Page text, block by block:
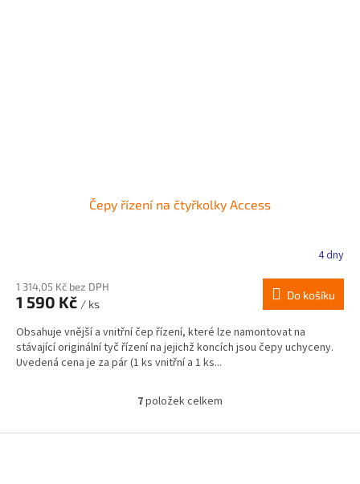
Čepy řízení na čtyřkolky Access
4 dny
1 314,05 Kč bez DPH
1 590 Kč / ks
Do košíku
Obsahuje vnější a vnitřní čep řízení, které lze namontovat na
stávající originální tyč řízení na jejichž koncích jsou čepy uchyceny.
Uvedená cena je za pár (1 ks vnitřní a 1 ks...
O
l
7položek celkem